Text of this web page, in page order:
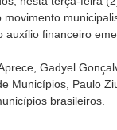
financeiro
Gadyel
Municípios, Paulo
brasileiros.